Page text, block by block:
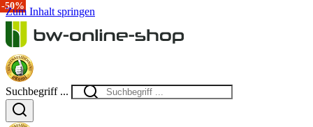
Zum Inhalt springen
Suchbegriff ...
-15%
-20%
-50%